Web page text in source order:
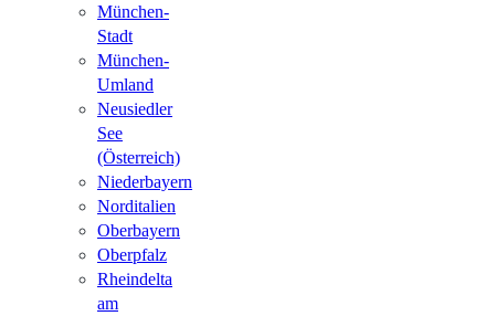
München-
Stadt
München-
Umland
Neusiedler
See
(Österreich)
Niederbayern
Norditalien
Oberbayern
Oberpfalz
Rheindelta
am